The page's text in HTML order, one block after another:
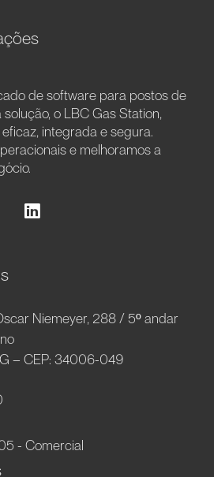
de software para postos de
o LBC Gas Station,
integrada e segura.
e melhoramos a
Niemeyer, 288 / 5º andar
– CEP: 34006-049
- Comercial